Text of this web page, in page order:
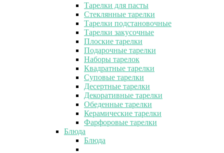
Тарелки для пасты
Стеклянные тарелки
Тарелки подстановочные
Тарелки закусочные
Плоские тарелки
Подарочные тарелки
Наборы тарелок
Квадратные тарелки
Суповые тарелки
Десертные тарелки
Декоративные тарелки
Обеденные тарелки
Керамические тарелки
Фарфоровые тарелки
Блюда
Блюда